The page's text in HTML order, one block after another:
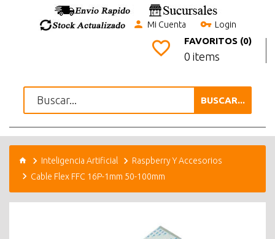
Mi Cuenta Login
FAVORITOS (0)
0 items
BUSCAR...
Inteligencia Artificial
Raspberry Y Accesorios
Cable Flex FFC 16P-1mm 50-100mm